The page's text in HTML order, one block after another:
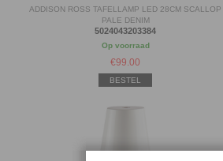
ADDISON ROSS TAFELLAMP LED 28CM SCALLOP
PALE DENIM
5024043203384
Op voorraad
€99.00
BESTEL